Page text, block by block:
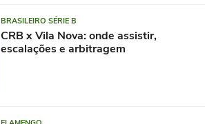
BRASILEIRO SÉRIE B
CRB x Vila Nova: onde assistir,
escalações e arbitragem